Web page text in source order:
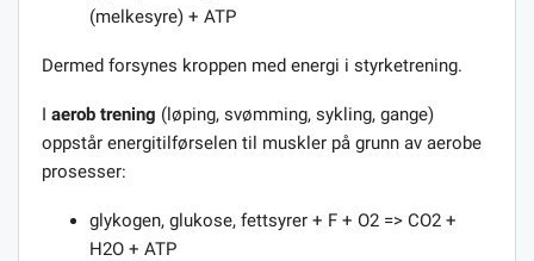
(melkesyre) + ATP
Dermed forsynes kroppen med energi i styrketrening.
I aerob trening (løping, svømming, sykling, gange)
oppstår energitilførselen til muskler på grunn av aerobe
prosesser:
glykogen, glukose, fettsyrer + F + O2 => CO2 +
H2O + ATP